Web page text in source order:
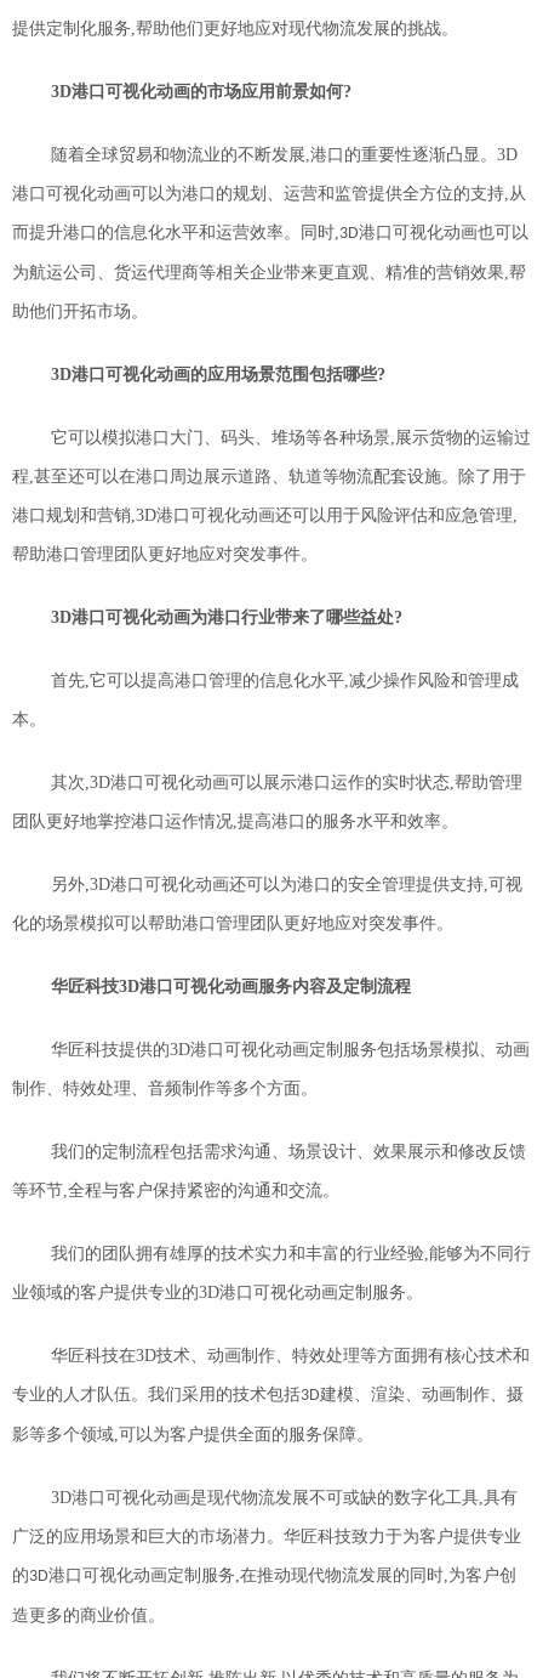
提供定制化服务,帮助他们更好地应对现代物流发展的挑战。
3D港口可视化动画的市场应用前景如何?
随着全球贸易和物流业的不断发展,港口的重要性逐渐凸显。 3D
港口可视化动画可以为港口的规划、运营和监管提供全方位的支持,从
而提升港口的信息化水平和运营效率。同时, 3D港口可视化动画也可以
为航运公司、货运代理商等相关企业带来更直观、精准的营销效果,帮
助他们开拓市场。
3D港口可视化动画的应用场景范围包括哪些?
它可以模拟港口大门、码头、堆场等各种场景,展示货物的运输过
程,甚至还可以在港口周边展示道路、轨道等物流配套设施。除了用于
港口规划和营销, 3D港口可视化动画还可以用于风险评估和应急管理,
帮助港口管理团队更好地应对突发事件。
3D港口可视化动画为港口行业带来了 哪些益处?
首先,它可以提高港口管理的信息化水平,减少操作风险和管理成
本。
其次, 3D港口可视化动画可以展示港口运作的实时状态,帮助管理
团队更好地掌控港口运作情况,提高港口的服务水平和效率。
另外, 3D港口可视化动画还可以为港口的安全管理提供支持,可视
化的场景模拟可以帮助港口管理团队更好地应对突发事件。
华匠科技3D港口可视化动画服务内容及定制流程
华匠科技提供的3D港口可视化动画定制服务包括场景模拟、动画
制作、特效处理、音频制作等多个方面。
我们的定制流程包括需求沟通、场景设计、效果展示和修改反馈
等环节,全程与客户保持紧密的沟通和交流。
我们的团队拥有雄厚的技术实力和丰富的行业经验,能够为不同行
业领域的客户提供专业的3D港口可视化动画定制服务。
华匠科技在3D技术、动画制作、特效处理等方面拥有核心技术和
专业的人才队伍。我们采用的技术包括3D建模、渲染、动画制作、摄
影等多个领域,可以为客户提供全面的服务保障。
3D港口可视化动画是现代物流发展不可或缺的数字化工具,具有
广泛的应用场景和巨大的市场潜力。华匠科技致力于为客户提供专业
的3D港口可视化动画定制服务,在推动现代物流发展的同时,为客户创
造更多的商业价值。